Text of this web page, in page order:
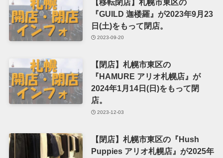
『GUILD 迦楼羅』が2023年9月23
日(土)をもって閉店。
2023-09-20
【閉店】札幌市東区の
『HAMURE アリオ札幌店』が
2024年1月14日(日)をもって閉
店。
2023-12-03
【閉店】札幌市東区の『Hush
Puppies アリオ札幌店』が2025年